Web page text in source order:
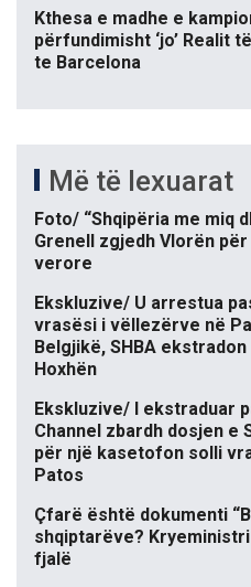
Kthesa e madhe e
përfundimisht ‘jo’ Realit
te Barcelona
Më të lexuarat
Foto/ “Shqipëria me miq
Grenell zgjedh Vlorën
verore
Ekskluzive/ U arrestua
vrasësi i vëllezërve në
Belgjikë, SHBA
Hoxhën
Ekskluzive/ I ekstraduar
Channel zbardh dosjen e
për një kasetofon solli
Patos
Çfarë është dokumenti
shqiptarëve?
fjalë